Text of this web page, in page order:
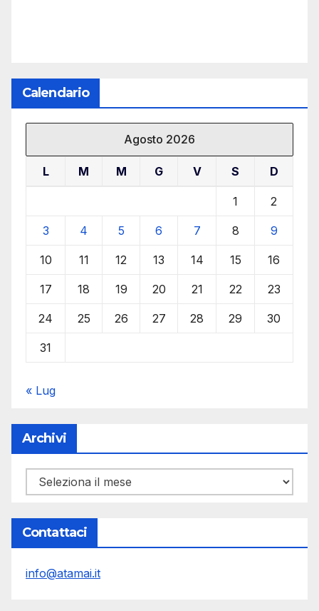
Calendario
Agosto 2026
L M M G V S D
1 2
3 4 5 6 7 8 9
10 11 12 13 14 15 16
17 18 19 20 21 22 23
24 25 26 27 28 29 30
31
« Lug
Archivi
Archivi
Contattaci
info@atamai.it